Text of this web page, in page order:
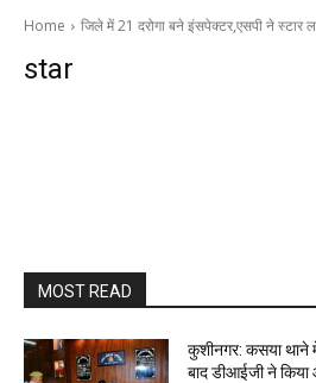
Home जिले में 21 दरोगा बने इंसपेक्टर,एसपी ने स्टार
star
MOST READ
कुशीनगर: कसया थाने में
बाद डीआईजी ने किया